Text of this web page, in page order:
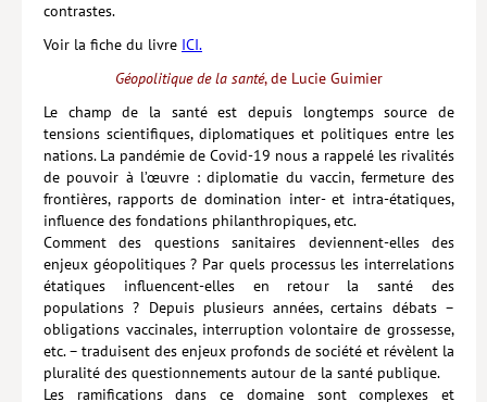
contrastes.
Voir la fiche du livre ICI.
Géopolitique de la santé, de Lucie Guimier
Le champ de la santé est depuis longtemps source de
tensions scientifiques, diplomatiques et politiques entre les
nations. La pandémie de Covid-19 nous a rappelé les rivalités
de pouvoir à l’œuvre : diplomatie du vaccin, fermeture des
frontières, rapports de domination inter- et intra-étatiques,
influence des fondations philanthropiques, etc.
Comment des questions sanitaires deviennent-elles des
enjeux géopolitiques ? Par quels processus les interrelations
étatiques influencent-elles en retour la santé des
populations ? Depuis plusieurs années, certains débats –
obligations vaccinales, interruption volontaire de grossesse,
etc. – traduisent des enjeux profonds de société et révèlent la
pluralité des questionnements autour de la santé publique.
Les ramifications dans ce domaine sont complexes et